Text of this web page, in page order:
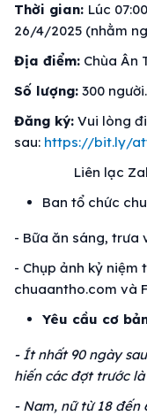
Thời gian: Lúc
26/4/2025 (nhằm
Địa điểm: Chùa Ân
Số lượng: 300
Đăng ký: Vui lòng
sau: https://bit.ly/
Liên lạc Zalo
Ban tổ chức
- Bữa ăn sáng, trưa
- Chụp ảnh kỷ
chuaantho.com và
Yêu cầu cơ
- Ít nhất 90 ngày
hiến các đợt trước
- Nam, nữ từ 18